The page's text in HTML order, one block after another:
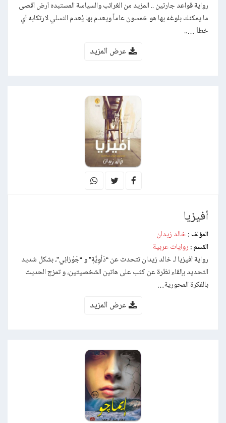
رواية قواعد جارتين .. المزيد من الغرائب والسياسة المستبده أرض أقصى
ما يمكنك بلوغه بها هو خمسون عاماً ويعدم بها يُعدم النسلي لارتكابه أي
خطأ …..
عرض المزيد
أفيزيا
المؤلف : خالد زيدان
القسم : روايات عربية
رواية أفيزيا لـ خالد زيدان تتحدث عن “دَلْوِيَّةٍ” و “جَوْزائِي”، بشكل شديد
التحديد بإلقاء نظرة عن كثب على هاتين الشخصيتين، و تمزج الحديث
بالفكرة المحورية…
عرض المزيد